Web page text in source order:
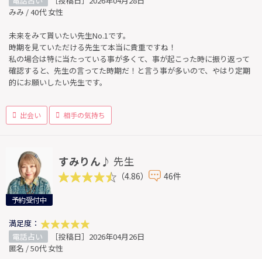
みみ / 40代 女性
未来をみて貰いたい先生No.1です。
時期を見ていただける先生て本当に貴重ですね！
私の場合は特に当たっている事が多くて、事が起こった時に振り返って
確認すると、先生の言ってた時期だ！と言う事が多いので、やはり定期
的にお願いしたい先生です。
出会い 相手の気持ち
予約受付中
すみりん♪ 先生
（4.86） 46件
満足度：
電話占い
［投稿日］2026年04月26日
匿名 / 50代 女性